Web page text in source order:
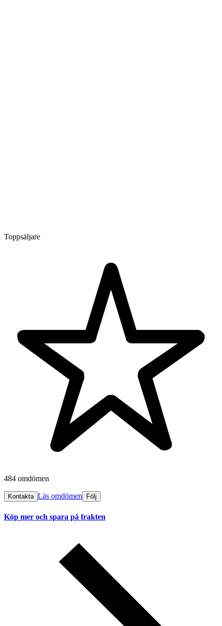
Toppsäljare
484 omdömen
Kontakta Läs omdömen Följ
Köp mer och spara på frakten